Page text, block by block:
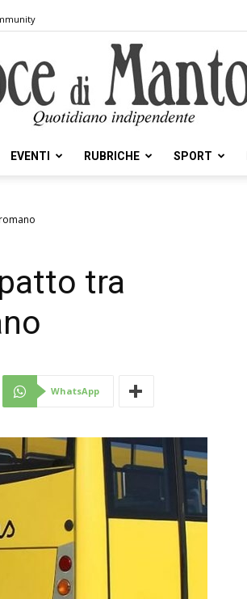
Voce
Mantova
EVENTI RUBRICHE SPORT
tra
WhatsApp